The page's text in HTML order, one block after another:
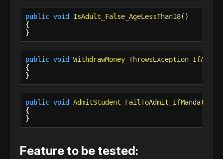
public void IsAdult_False_AgeLessThan18()
{
}
public void
{
}
public void
{
}
Feature to be tested: